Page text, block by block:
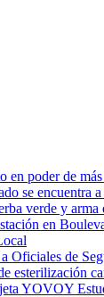
poder de
se encuentra
verde y arma
en
Oficiales de
esterilización
YOVOY